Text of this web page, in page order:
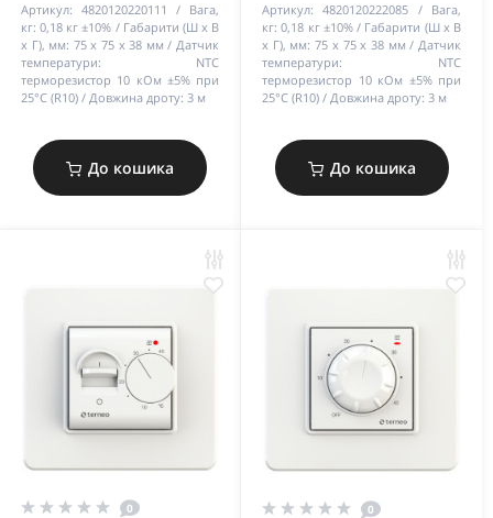
Артикул: 4820120220111
Вага,
кг: 0,18 кг ±10%
Габарити (Ш х В
х Г), мм: 75 х 75 х 38 мм
Датчик
температури:
NTC
терморезистор 10 кОм ±5% при
25°С (R10)
Довжина дроту: 3 м
До кошика
Артикул: 4820120222085
Вага,
кг: 0,18 кг ±10%
Габарити (Ш х В
х Г), мм: 75 х 75 х 38 мм
Датчик
температури:
NTC
терморезистор 10 кОм ±5% при
25°С (R10)
Довжина дроту: 3 м
До кошика
0 0